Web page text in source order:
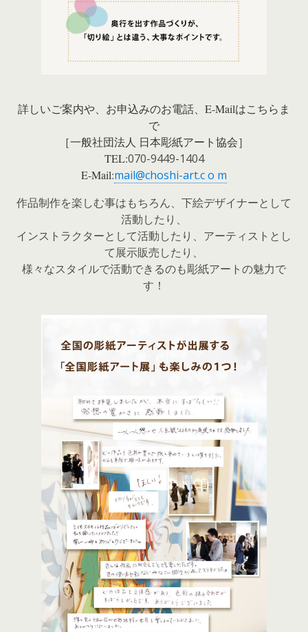
詳しいご案内や、お申込みのお電話、E-Mailはこちらま
で
［一般社団法人 日本彫紙アート協会］
TEL:070-9449-1404
E-Mail:mail@choshi-art.c o m
作品制作を楽しむ事はもちろん、下絵デザイナーとして
活動したり、
インストラクターとして活動したり、アーティストとし
て展示販売したり、
様々なスタイルで活動できるのも彫紙アートの魅力で
す！